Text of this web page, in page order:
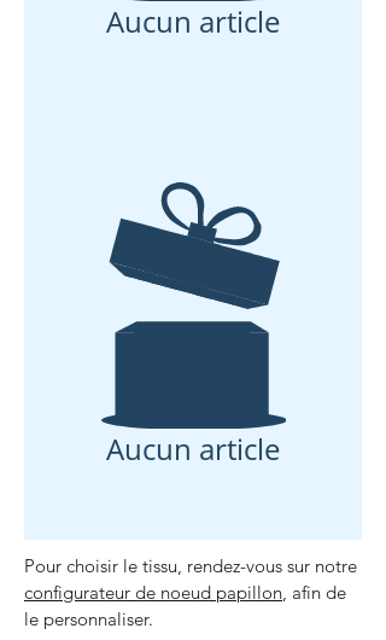
Aucun article
Aucun article
Pour choisir le tissu, rendez-vous sur notre
configurateur de noeud papillon , afin de
le personnaliser.